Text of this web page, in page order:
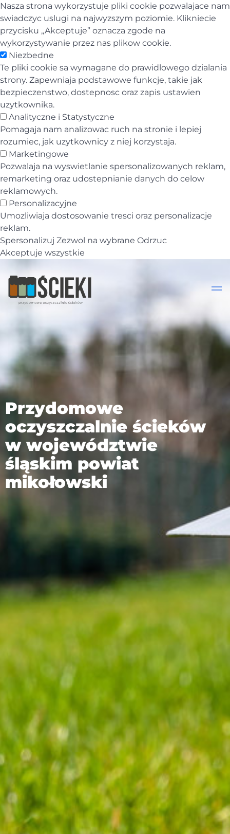
Nasza strona wykorzystuje pliki cookie pozwalajace nam
swiadczyc uslugi na najwyzszym poziomie. Klikniecie
przycisku „Akceptuje” oznacza zgode na
wykorzystywanie przez nas plikow cookie.
Niezbedne
Te pliki cookie sa wymagane do prawidlowego dzialania
strony. Zapewniaja podstawowe funkcje, takie jak
bezpieczenstwo, dostepnosc oraz zapis ustawien
uzytkownika.
Analityczne i Statystyczne
Pomagaja nam analizowac ruch na stronie i lepiej
rozumiec, jak uzytkownicy z niej korzystaja.
Marketingowe
Pozwalaja na wyswietlanie spersonalizowanych reklam,
remarketing oraz udostepnianie danych do celow
reklamowych.
Personalizacyjne
Umozliwiaja dostosowanie tresci oraz personalizacje
reklam.
Spersonalizuj Zezwol na wybrane Odrzuc
Akceptuje wszystkie
Przydomowe
oczyszczalnie ścieków
w województwie
śląskim powiat
mikołowski